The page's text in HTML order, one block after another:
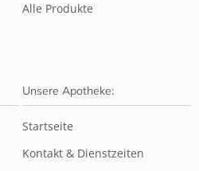
Alle Produkte
Unsere Apotheke:
Startseite
Kontakt & Dienstzeiten